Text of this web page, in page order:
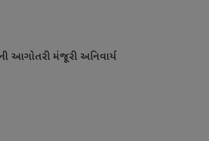
આગોતરી મંજૂરી અનિવાર્ય